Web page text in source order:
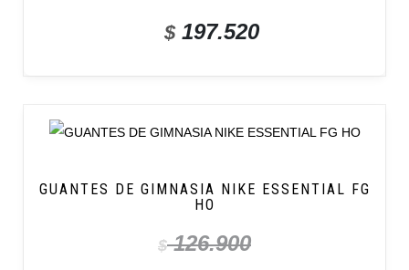
$197.520
GUANTES DE GIMNASIA NIKE ESSENTIAL FG
HO
$126.900